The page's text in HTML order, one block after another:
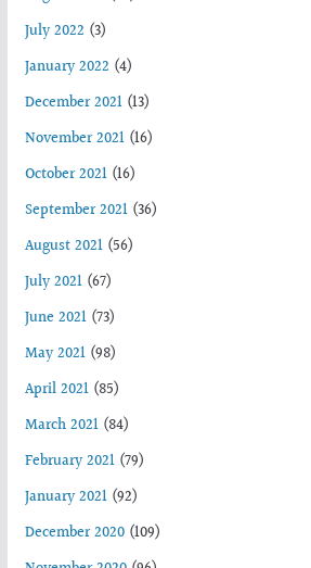
July 2022 (3)
January 2022 (4)
December 2021(13)
November 2021(16)
October 2021(16)
September 2021(36)
August 2021(56)
July 2021(67)
June 2021(73)
May 2021(98)
April 2021(85)
March 2021(84)
February 2021(79)
January 2021(92)
December 2020(109)